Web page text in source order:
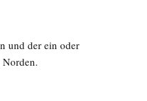
und der ein oder
Norden.